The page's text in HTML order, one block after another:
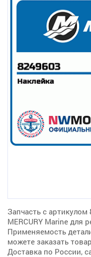
Запчасть с артикулом
MERCURY Marine для
Применяемость
можете заказать
Доставка по России,